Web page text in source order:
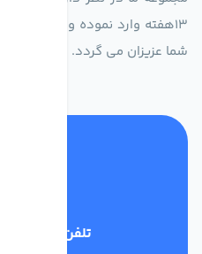
13هفته وارد نموده و این عمر
شما عزیزان می گردد.
تلفن پشتیبانی